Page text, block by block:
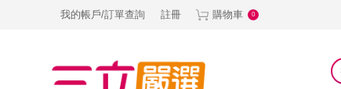
我的帳戶/訂單查詢 註冊 購物車 0